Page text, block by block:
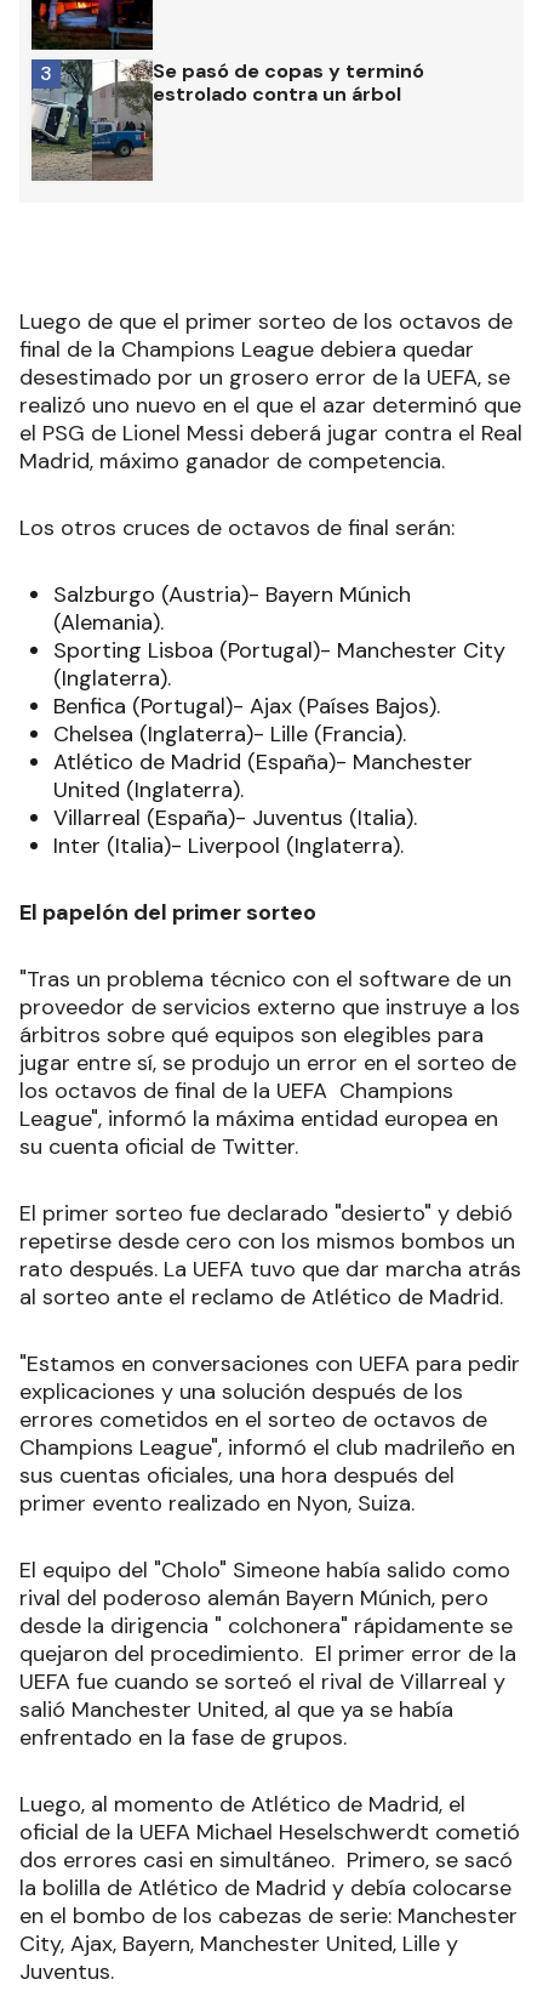
Se pasó de copas y terminó
estrolado contra un árbol
3
Luego de que el primer sorteo de los octavos de
final de la Champions League debiera quedar
desestimado por un grosero error de la UEFA, se
realizó uno nuevo en el que el azar determinó que
el PSG de Lionel Messi deberá jugar contra el Real
Madrid, máximo ganador de competencia.
Los otros cruces de octavos de final serán:
Salzburgo (Austria)- Bayern Múnich
(Alemania).
Sporting Lisboa (Portugal)- Manchester City
(Inglaterra).
Benfica (Portugal)- Ajax (Países Bajos).
Chelsea (Inglaterra)- Lille (Francia).
Atlético de Madrid (España)- Manchester
United (Inglaterra).
Villarreal (España)- Juventus (Italia).
Inter (Italia)- Liverpool (Inglaterra).
El papelón del primer sorteo
"Tras un problema técnico con el software de un
proveedor de servicios externo que instruye a los
árbitros sobre qué equipos son elegibles para
jugar entre sí, se produjo un error en el sorteo de
los octavos de final de la UEFA Champions
League", informó la máxima entidad europea en
su cuenta oficial de Twitter.
El primer sorteo fue declarado "desierto" y debió
repetirse desde cero con los mismos bombos un
rato después. La UEFA tuvo que dar marcha atrás
al sorteo ante el reclamo de Atlético de Madrid.
"Estamos en conversaciones con UEFA para pedir
explicaciones y una solución después de los
errores cometidos en el sorteo de octavos de
Champions League", informó el club madrileño en
sus cuentas oficiales, una hora después del
primer evento realizado en Nyon, Suiza.
El equipo del "Cholo" Simeone había salido como
rival del poderoso alemán Bayern Múnich, pero
desde la dirigencia " colchonera" rápidamente se
quejaron del procedimiento. El primer error de la
UEFA fue cuando se sorteó el rival de Villarreal y
salió Manchester United, al que ya se había
enfrentado en la fase de grupos.
Luego, al momento de Atlético de Madrid, el
oficial de la UEFA Michael Heselschwerdt cometió
dos errores casi en simultáneo. Primero, se sacó
la bolilla de Atlético de Madrid y debía colocarse
en el bombo de los cabezas de serie: Manchester
City, Ajax, Bayern, Manchester United, Lille y
Juventus.